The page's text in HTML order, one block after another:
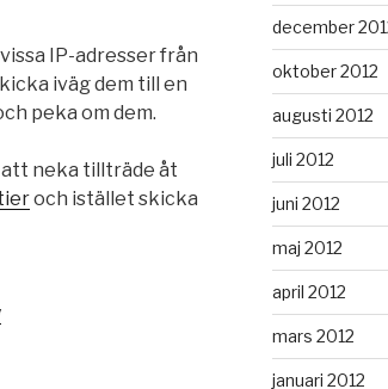
IP-adresser från
iväg dem till en
peka om dem.
att neka tillträde åt
och istället skicka
december
oktober 2012
augusti 2012
juli 2012
juni 2012
maj 2012
april 2012
mars 2012
januari 2012